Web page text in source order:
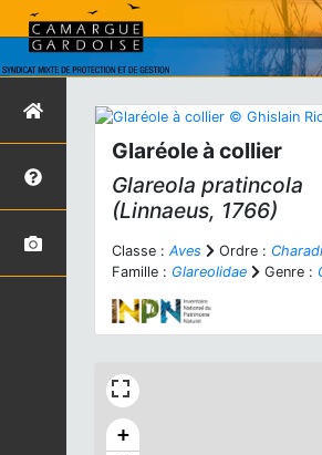
Glaréole à collier
Glareola pratincola
(Linnaeus, 1766)
Classe : Aves Ordre :
Famille : Glareolidae Genre :
+